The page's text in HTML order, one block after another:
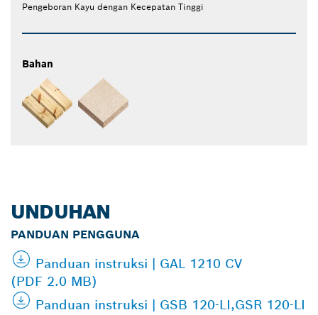
Pengeboran Kayu dengan Kecepatan Tinggi
Bahan
UNDUHAN
PANDUAN PENGGUNA
Panduan instruksi | GAL 1210 CV
(PDF 2.0 MB)
Panduan instruksi | GSB 120-LI,GSR 120-LI